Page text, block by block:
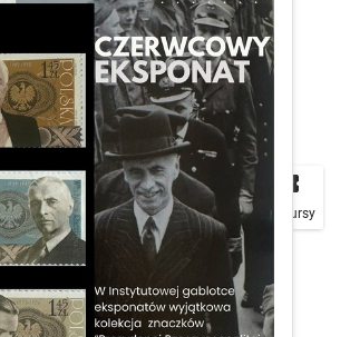

Plakaty

Mapa
local_play
Konkursy